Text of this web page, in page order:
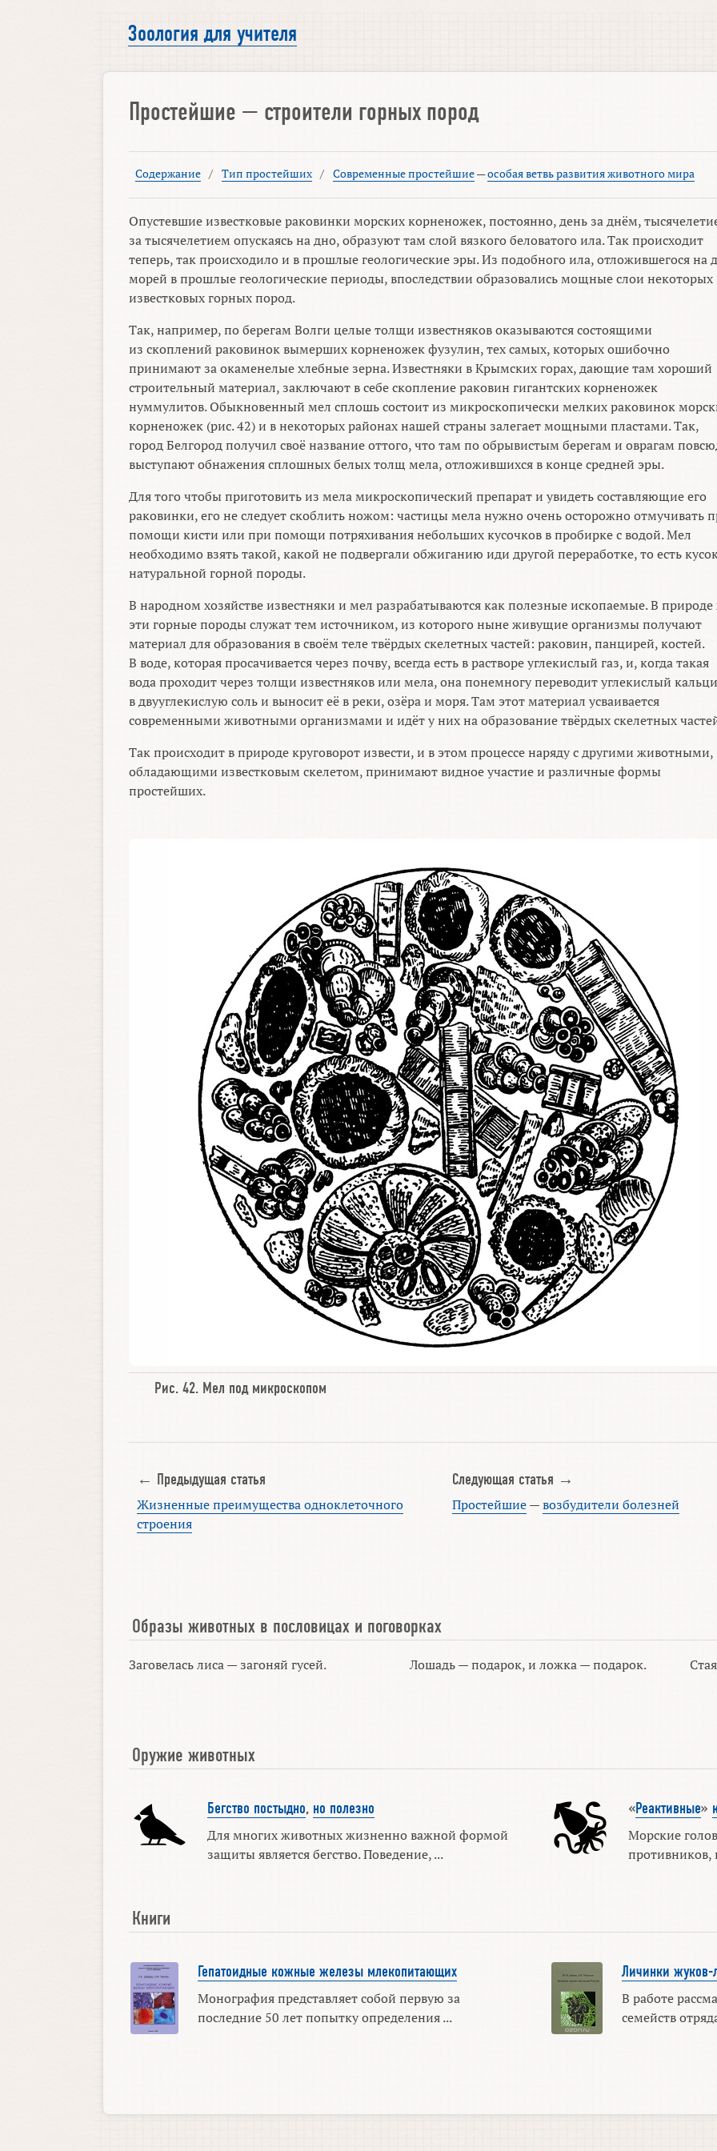
Зоология для учителя
Простейшие — строители горных пород
Содержание / Тип простейших / Современные простейшие—особая ветвь развития животного мира
Опустевшие известковые раковинки морских корненожек, постоянно, день за днём,
за тысячелетием опускаясь на дно, образуют там слой вязкого беловатого ила. Так происходит
теперь, так происходило и в прошлые геологические эры. Из подобного ила, отложившегося на
морей в прошлые геологические периоды, впоследствии образовались мощные слои некоторых
известковых горных пород.
Так, например, по берегам Волги целые толщи известняков оказываются состоящими
из скоплений раковинок вымерших корненожек фузулин, тех самых, которых ошибочно
принимают за окаменелые хлебные зерна. Известняки в Крымских горах, дающие там хороший
строительный материал, заключают в себе скопление раковин гигантских корненожек
нуммулитов. Обыкновенный мел сплошь состоит из микроскопически мелких раковинок
корненожек (рис. 42) и в некоторых районах нашей страны залегает мощными пластами. Так,
город Белгород получил своё название оттого, что там по обрывистым берегам и оврагам
выступают обнажения сплошных белых толщ мела, отложившихся в конце средней эры.
Для того чтобы приготовить из мела микроскопический препарат и увидеть составляющие его
раковинки, его не следует скоблить ножом: частицы мела нужно очень осторожно отмучивать
помощи кисти или при помощи потряхивания небольших кусочков в пробирке с водой. Мел
необходимо взять такой, какой не подвергали обжиганию иди другой переработке, то есть
натуральной горной породы.
В народном хозяйстве известняки и мел разрабатываются как полезные ископаемые. В
эти горные породы служат тем источником, из которого ныне живущие организмы получают
материал для образования в своём теле твёрдых скелетных частей: раковин, панцирей, костей.
В воде, которая просачивается через почву, всегда есть в растворе углекислый газ, и, когда такая
вода проходит через толщи известняков или мела, она понемногу переводит углекислый
в двууглекислую соль и выносит её в реки, озёра и моря. Там этот материал усваивается
современными животными организмами и идёт у них на образование твёрдых скелетных
Так происходит в природе круговорот извести, и в этом процессе наряду с другими животными,
обладающими известковым скелетом, принимают видное участие и различные формы
простейших.
Рис. 42. Мел под микроскопом
← Предыдущая статья
Жизненные преимущества одноклеточного
строения
Следующая статья →
Простейшие—возбудители болезней
Образы животных в пословицах и поговорках
Заговелась лиса — загоняй гусей. Лошадь — подарок, и ложка — подарок.
Оружие животных
Бегство постыдно, но полезно
Для многих животных жизненно важной формой
защиты является бегство. Поведение, ...
«Реактивные»
Морские
противников,
Книги
Гепатоидные кожные железы млекопитающих
Монография представляет собой первую за
последние 50 лет попытку определения ...
Личинки жуков-
В работе
семейств